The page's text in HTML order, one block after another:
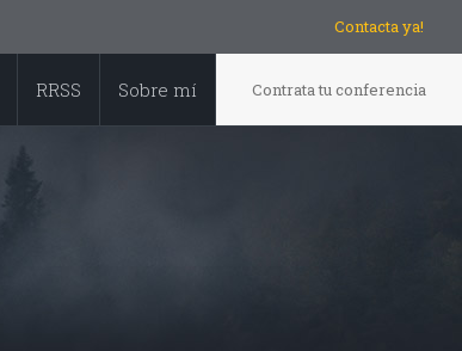
Contacta ya!
RRSS Sobre mí Contrata tu conferencia